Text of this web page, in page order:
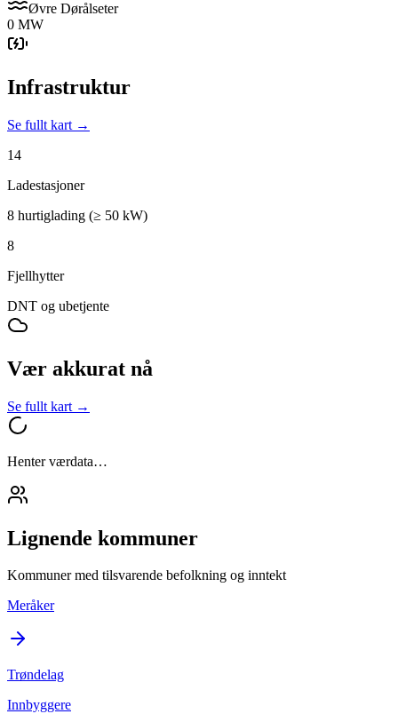
Øvre Dørålseter
0 MW
Infrastruktur
Se fullt kart →
14
Ladestasjoner
8 hurtiglading (≥ 50 kW)
8
Fjellhytter
DNT og ubetjente
Vær akkurat nå
Se fullt kart →
Henter værdata…
Lignende kommuner
Kommuner med tilsvarende befolkning og inntekt
Meråker
Trøndelag
Innbyggere